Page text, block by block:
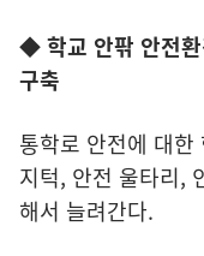
◆ 학교 안팎 안전
구축
통학로 안전에 대
지턱, 안전 울타리,
해서 늘려간다.